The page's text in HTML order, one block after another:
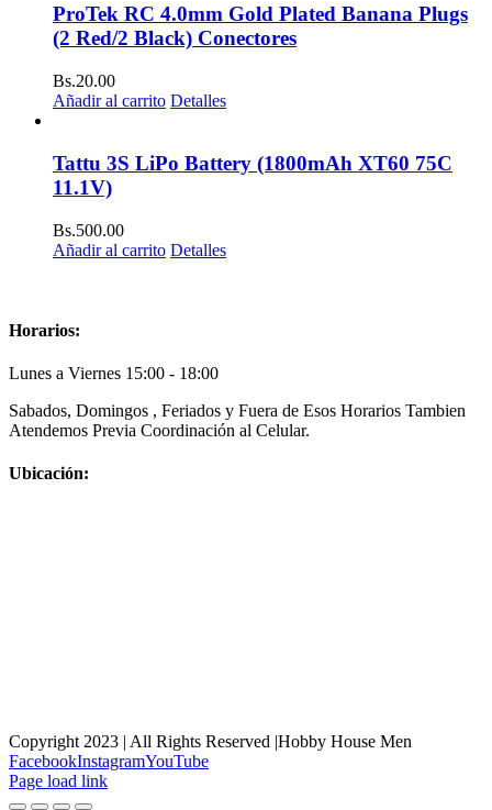
ProTek RC 4.0mm Gold Plated Banana Plugs
(2 Red/2 Black) Conectores
Bs.20.00
Añadir al carrito Detalles
Tattu 3S LiPo Battery (1800mAh XT60 75C
11.1V)
Bs.500.00
Añadir al carrito Detalles
Horarios:
Lunes a Viernes 15:00 - 18:00
Sabados, Domingos , Feriados y Fuera de Esos Horarios Tambien
Atendemos Previa Coordinación al Celular.
Ubicación:
Copyright 2023 | All Rights Reserved |Hobby House Men
FacebookInstagramYouTube
Page load link